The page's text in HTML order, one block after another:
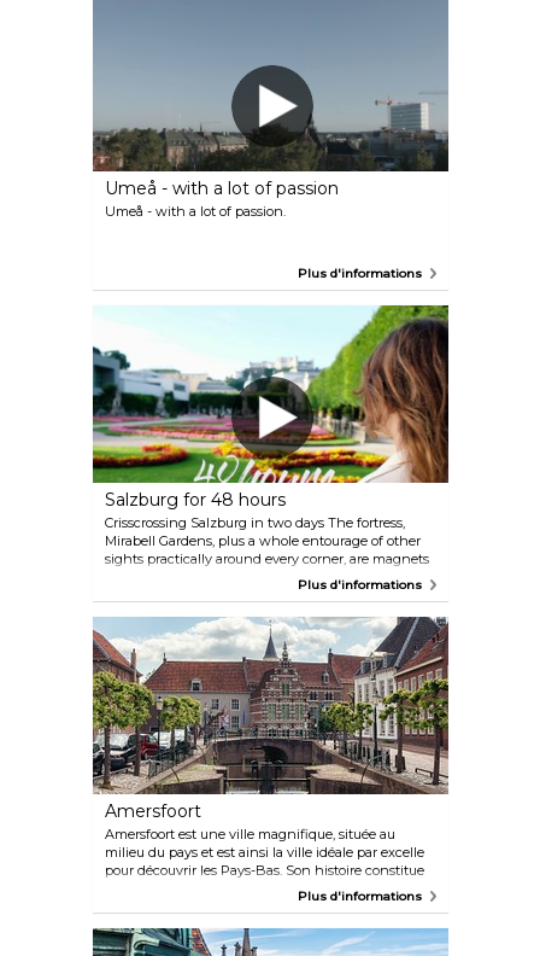
de Grant Park et la grande roue de Navy Pier, ou des
visites fascinantes sur l'histoire et l'architecture.
Umeå - with a lot of passion
Umeå - with a lot of passion.
Plus d'informations
Salzburg for 48 hours
Crisscrossing Salzburg in two days The fortress,
Mirabell Gardens, plus a whole entourage of other
sights practically around every corner, are magnets
for visitors to Salzburg. And because everything in
Salzburg’s streets will fly by in no time. It’ll seem
like you are chalking off yet another attraction from
your must-see list every five minutes or so.
https://www.salzburg.info/en/magazin/city-
feeling/48-hours-in-salzburg_a_301561
Plus d'informations
Amersfoort
Amersfoort est une ville magnifique, située au
milieu du pays et est ainsi la ville idéale par excelle
pour découvrir les Pays-Bas. Son histoire constitue
le plus grand trésor. En ce qui concerne la quantité
ville médiévale datant du 13ème siècle. La ville
historique est entourée par des superbes zones
Plus d'informations